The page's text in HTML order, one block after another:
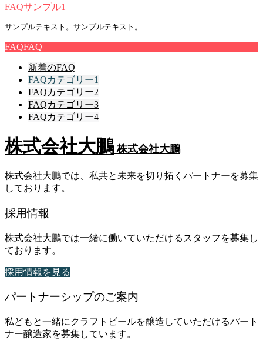
FAQサンプル1
サンプルテキスト。サンプルテキスト。
FAQFAQ
新着のFAQ
FAQカテゴリー1
FAQカテゴリー2
FAQカテゴリー3
FAQカテゴリー4
株式会社大鵬 株式会社大鵬
株式会社大鵬では、私共と未来を切り拓くパートナーを募集
しております。
採用情報
株式会社大鵬では一緒に働いていただけるスタッフを募集し
ております。
採用情報を見る
パートナーシップのご案内
私どもと一緒にクラフトビールを醸造していただけるパート
ナー醸造家を募集しています。